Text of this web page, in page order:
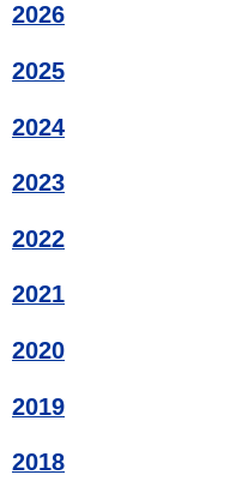
2026
2025
2024
2023
2022
2021
2020
2019
2018